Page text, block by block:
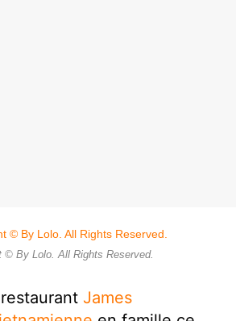
© By Lolo. All Rights Reserved.
James